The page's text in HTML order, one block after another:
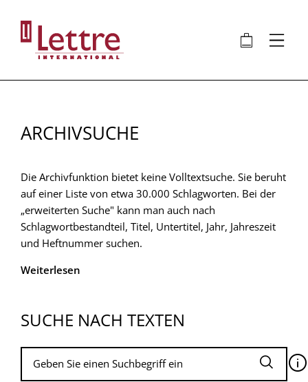
Inhalt
🛍 ⋮
ARCHIVSUCHE
Die Archivfunktion bietet keine Volltextsuche. Sie beruht
auf einer Liste von etwa 30.000 Schlagworten. Bei der
„erweiterten Suche" kann man auch nach
Schlagwortbestandteil, Titel, Untertitel, Jahr, Jahreszeit
und Heftnummer suchen.
Weiterlesen
SUCHE NACH TEXTEN
🛈